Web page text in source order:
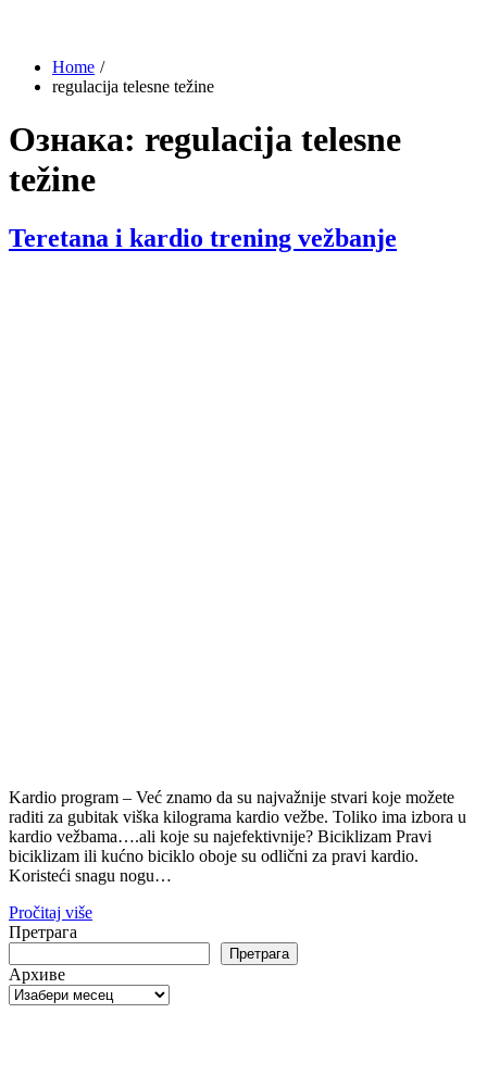
Home
regulacija telesne težine
Ознака: regulacija telesne
težine
Teretana i kardio trening vežbanje
Kardio program – Već znamo da su najvažnije stvari koje možete
raditi za gubitak viška kilograma kardio vežbe. Toliko ima izbora u
kardio vežbama….ali koje su najefektivnije? Biciklizam Pravi
biciklizam ili kućno biciklo oboje su odlični za pravi kardio.
Koristeći snagu nogu…
Pročitaj više
Претрага
Претрага
Архиве